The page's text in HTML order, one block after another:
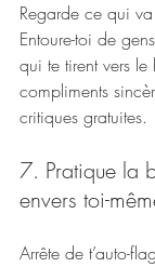
Regarde ce qui
Entoure-toi de
qui te tirent vers le
compliments
critiques gratuites.
7. Pratique la
envers toi-
Arrête de t’auto-